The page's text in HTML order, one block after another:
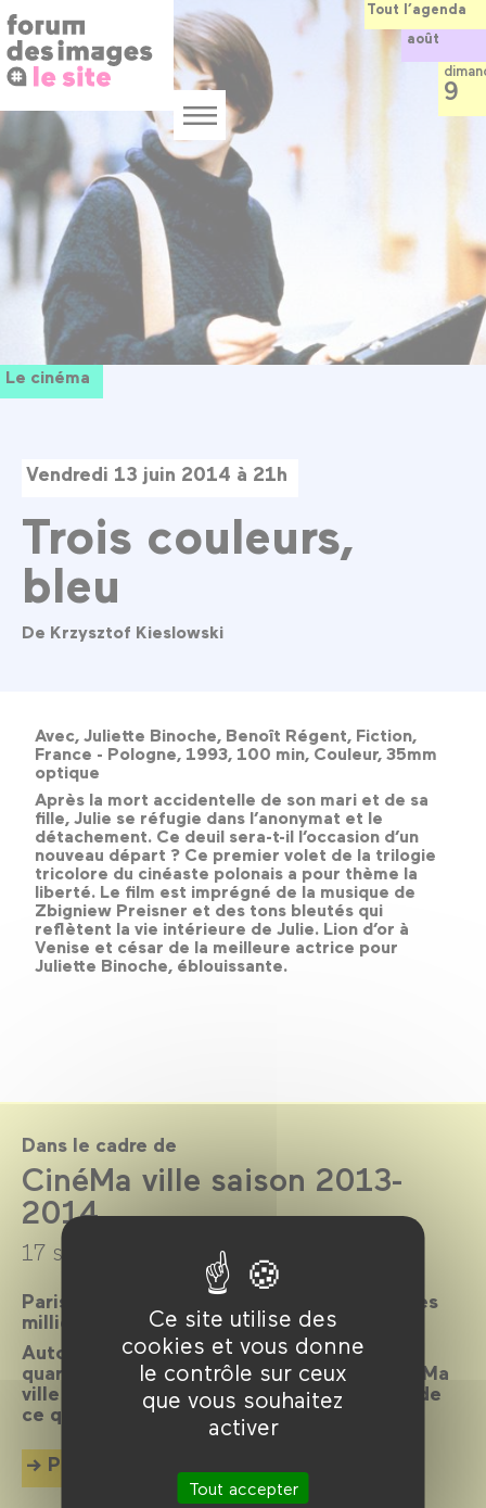
Panneau de gestion des cookies
Ce site utilise des
cookies et vous donne
le contrôle sur ceux
que vous souhaitez
activer
Tout accepter
au
contenu
principal
Menu
Le cinéma
Vendredi 13 juin 2014 à 21h
Trois couleurs,
bleu
De Krzysztof Kieslowski
Avec, Juliette Binoche, Benoît Régent, Fiction,
France - Pologne, 1993, 100 min, Couleur, 35mm
optique
Après la mort accidentelle de son mari et de sa
fille, Julie se réfugie dans l’anonymat et le
détachement. Ce deuil sera-t-il l’occasion d’un
nouveau départ ? Ce premier volet de la trilogie
tricolore du cinéaste polonais a pour thème la
liberté. Le film est imprégné de la musique de
Zbigniew Preisner et des tons bleutés qui
reflètent la vie intérieure de Julie. Lion d’or à
Venise et césar de la meilleure actrice pour
Juliette Binoche, éblouissante.
Dans le cadre de
CinéMa ville saison 2013-
2014
17 septembre 2013 →
Paris, ville lumière, ville cinéma, a inspiré des
milliers de films.
Autour d’un réalisateur, d’un acteur, d’un
quartier, d’une époque ou d’un thème, CinéMa
ville propose chaque mois une exploration de
ce qui palpite dans la cité.
Plus d'info
Tout l’agenda
août
9